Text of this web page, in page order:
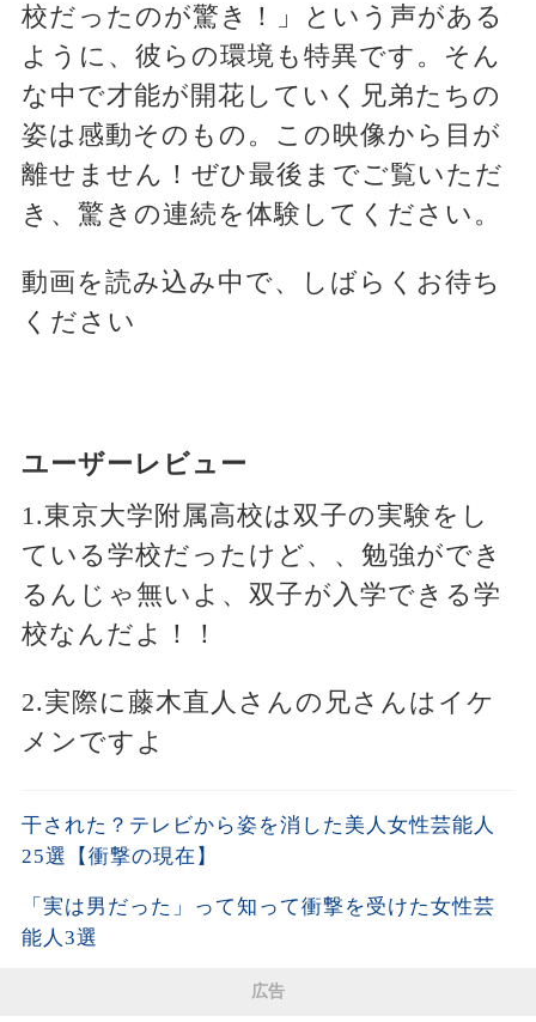
校だったのが驚き！」という声がある
ように、彼らの環境も特異です。そん
な中で才能が開花していく兄弟たちの
姿は感動そのもの。この映像から目が
離せません！ぜひ最後までご覧いただ
き、驚きの連続を体験してください。
動画を読み込み中で、しばらくお待ち
ください
ユーザーレビュー
1.東京大学附属高校は双子の実験をし
ている学校だったけど、、勉強ができ
るんじゃ無いよ、双子が入学できる学
校なんだよ！！
2.実際に藤木直人さんの兄さんはイケ
メンですよ
干された？テレビから姿を消した美人女性芸能人
25選【衝撃の現在】
「実は男だった」って知って衝撃を受けた女性芸
能人3選
広告